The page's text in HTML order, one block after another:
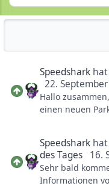
Speedshark
22.
Hallo
einen neuen
wenn ihr mal
Grüße, TurboDS
Speedshark
des Tages
16.
Sehr bald
Informationen